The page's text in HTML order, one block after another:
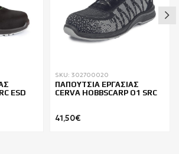
ESD
SKU: 302700020
ΠΑΠΟΥΤΣΙΑ ΕΡΓΑΣΙΑΣ
CERVA HOBBSCARP O1 SRC
41,50€